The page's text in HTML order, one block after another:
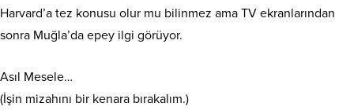
Harvard’a tez konusu olur mu bilinmez ama TV ekranlarından
sonra Muğla’da epey ilgi görüyor.
Asıl Mesele…
(İşin mizahını bir kenara bırakalım.)